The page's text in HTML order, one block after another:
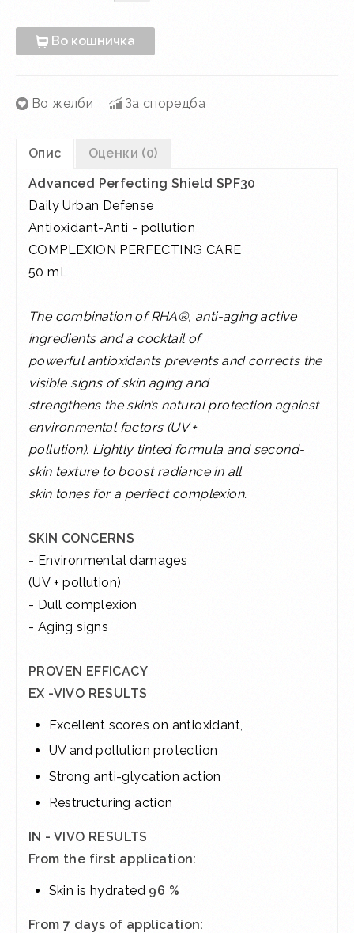
Во кошничка
Во желби За споредба
Опис
Оценки (0)
Advanced Perfecting Shield SPF30
Daily Urban Defense
Antioxidant-Anti - pollution
COMPLEXION PERFECTING CARE
50 mL
The combination of RHA®, anti-aging active
ingredients and a cocktail of
powerful antioxidants prevents and corrects the
visible signs of skin aging and
strengthens the skin’s natural protection against
environmental factors (UV +
pollution). Lightly tinted formula and second-
skin texture to boost radiance in all
skin tones for a perfect complexion.
SKIN CONCERNS
- Environmental damages
(UV + pollution)
- Dull complexion
- Aging signs
PROVEN EFFICACY
EX -VIVO RESULTS
Excellent scores on antioxidant,
UV and pollution protection
Strong anti-glycation action
Restructuring action
IN - VIVO RESULTS
From the first application:
Skin is hydrated 96 %
From 7 days of application: